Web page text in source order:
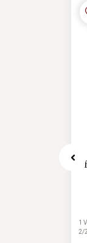
1
2/